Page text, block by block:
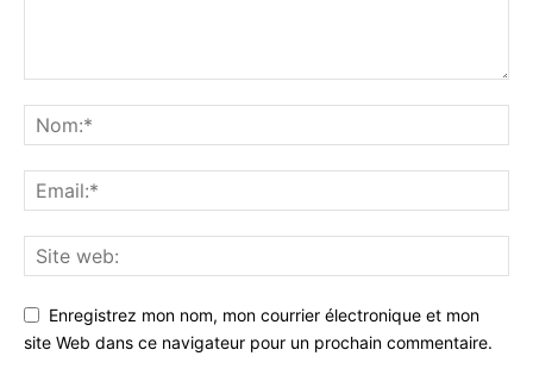
Enregistrez mon nom, mon courrier électronique et mon
site Web dans ce navigateur pour un prochain commentaire.